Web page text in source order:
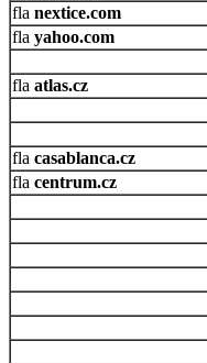
nextice.com
yahoo.com
atlas.cz
casablanca.cz
centrum.cz